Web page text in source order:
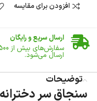
افزودن برای مقایسه
ضمانت اصالت کالا
ارسال سریع و رایگان
سفارش‌های بیش از 500
ارسال می‌شود.
تا 14 روز پس از تحویل کالا می‌توانید آن را برگشت دهید.
امکان پرداخت در محل
توضیحات
سنجاق سر